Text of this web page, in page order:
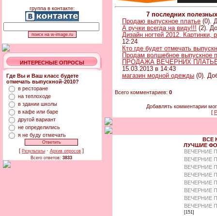
группа в контакте:
ИНТЕРЕСНЫЕ ОПРОСЫ
Где Вы и Ваш класс будете
отмечать выпускной-2010?
в ресторане
на теплоходе
в здании школы
в кафе или баре
другой вариант
не определились
я не буду отмечать
[ Результаты · Архив опросов ]
Всего ответов: 3833
7 последних
Продаю выпускное платье (0).
А ручки всегда на виду!!! (2).
Дизайн ногтей 2012. Картинки,
12:24
Кто где будет отмечать
Продам волшебное выпускное
ПРОДАЖА ВЕЧЕРНИХ
15.03.2013 в 14:43
магазин модной одежды (0).
Всего комментариев: 0
Добавлять комментарии
[
ВСЕ
ЛУЧШИЕ
ВЕЧЕРНИЕ
ВЕЧЕРНИЕ
ВЕЧЕРНИЕ
ВЕЧЕРНИЕ
ВЕЧЕРНИЕ
ВЕЧЕРНИЕ
ВЕЧЕРНИЕ
ВЕЧЕРНИЕ
[151]